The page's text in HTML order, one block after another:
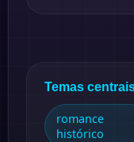
Temas
romance
histórico